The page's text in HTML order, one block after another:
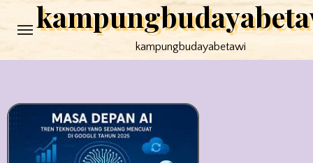
to
kampungbudayabetawi